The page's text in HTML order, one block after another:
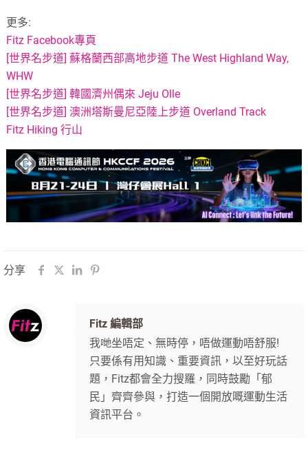
更多:
Fitz Facebook專頁
[世界名步道] 蘇格蘭西部高地步道 The West Highland Way,
WHW
[世界名步道] 韓國濟州偶來 Jeju Olle
[世界名步道] 澳洲塔斯曼尼亞陸上步道 Overland Track
Fitz Hiking 行山
分享
Fitz 編輯部
我哋坐唔定、無時停，唔做運動唔舒服!
只要係有用知識、重要資訊，以至好玩話
題，Fitz都會全力搜羅，同時鼓勵「郁
民」齊齊參與，打造一個開放嘅運動生活
資訊平台。